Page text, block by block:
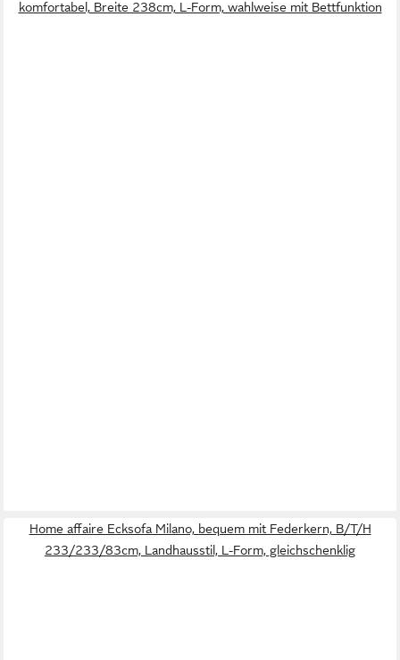
komfortabel, Breite 238cm, L-Form, wahlweise mit Bettfunktion
Home affaire Ecksofa Milano, bequem mit Federkern, B/T/H
233/233/83cm, Landhausstil, L-Form, gleichschenklig